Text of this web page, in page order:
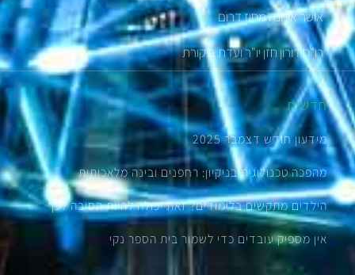
אושר אוחנה מחוז דרום
רו"ח דורון חזן יו"ר ועדת ביקורת
חדשות
מידעון חודש דצמבר 2025
מהפכה טכנולוגית בניקיון: רחפנים ובינה מלאכותית
הילדים מתקשים בלימודים? זאת יכולה להיות הסיבה לכך
אין מספיק עובדים כדי לשמור בית הספר נקי